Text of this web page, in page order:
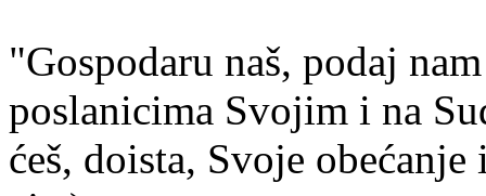
"Gospodaru naš, podaj
poslanicima Svojim i na
ćeš, doista, Svoje